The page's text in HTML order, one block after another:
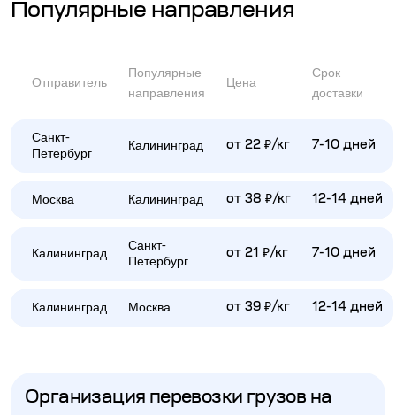
Популярные направления
Отправитель
Популярные
направления
Цена
Срок
доставки
Санкт-
Петербург
Калининград от 22 ₽/кг 7-10 дней
Москва Калининград от 38 ₽/кг 12-14 дней
Калининград
Санкт-
Петербург
от 21 ₽/кг 7-10 дней
Калининград Москва от 39 ₽/кг 12-14 дней
Организация перевозки грузов на